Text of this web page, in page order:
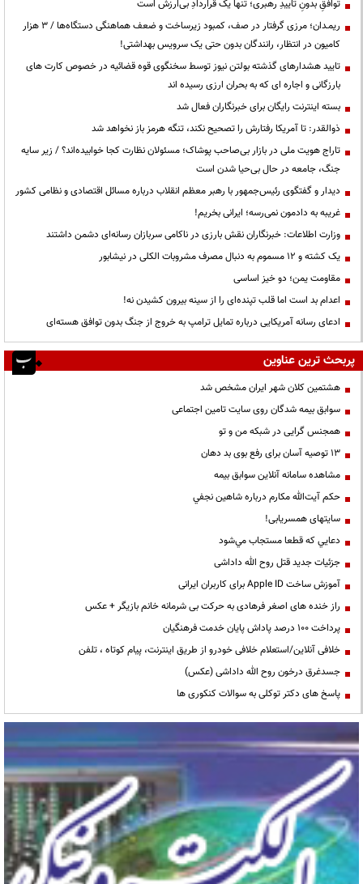
توافقِ بدونِ تاییدِ رهبری؛ تنها یک قراردادِ بی‌ارزش است
ریمـدان؛ مرزی گرفتار در صف، کمبود زیرساخت و ضعف هماهنگی دستگاه‌ها / ۳ هزار
کامیون در انتظار، رانندگان بدون حتی یک سرویس بهداشتی!
تایید هشدارهای گذشته بولتن نیوز توسط سخنگوی قوه قضائیه در خصوص کارت های
بارزگانی و اجاره ای که به بحران ارزی رسیده اند
بسته اینترنت رایگان برای خبرنگاران فعال شد
ذوالقدر: تا آمریکا رفتارش را تصحیح نکند، تنگه هرمز باز نخواهد شد
تاراج هویت ملی در بازار بی‌صاحب پوشاک؛ مسئولان نظارت کجا خوابیده‌اند؟ / زیر سایه
جنگ، جامعه در حال بی‌حیا شدن است
دیدار و گفتگوی رئیس‌جمهور با رهبر معظم انقلاب درباره مسائل اقتصادی و نظامی کشور
غریبه به دادمون نمی‌رسه؛ ایرانی بخریم!
وزارت اطلاعات: خبرنگاران نقش بارزی در ناکامی سربازان رسانه‌ای دشمن داشتند
یک کشته و ۱۲ مسموم به دنبال مصرف مشروبات الکلی در نیشابور
مقاومت یمن؛ دو خیز اساسی
اعدام بد است اما قلب تپنده‌ای را از سینه بیرون کشیدن نه!
ادعای رسانه آمریکایی درباره تمایل ترامپ به خروج از جنگ بدون توافق هسته‌ای
پربحث ترین عناوین
هشتمین کلان شهر ایران مشخص شد
سوابق بیمه شدگان روی سایت تامین اجتماعی
همجنس گرایی در شبکه من و تو
13 توصیه آسان برای رفع بوی بد دهان
مشاهده سامانه آنلاين سوابق بیمه
حكم آيت‌الله مكارم درباره شاهين نجفي
سایتهای همسریابی!
دعايي كه قطعا مستجاب مي‌شود
جزئیات جدید قتل روح الله داداشی
آموزش ساخت Apple ID برای کاربران ایرانی
راز خنده های اصغر فرهادی به حرکت بی شرمانه خانم بازیگر + عکس
پرداخت ۱۰۰ درصد پاداش پایان خدمت فرهنگیان
خلافی آنلاین/استعلام خلافی خودرو از طریق اینترنت، پیام کوتاه ، تلفن
جسدغرق درخون روح الله داداشی (عکس)
پاسخ های دکتر توکلی به سوالات کنکوری ها